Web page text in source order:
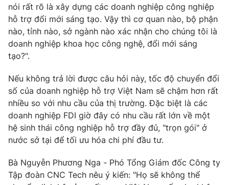
® Cấm sao chép dưới mọi hình thức nếu không có sự chấp
thuận bằng văn bản. Ghi rõ nguồn VTV.vn khi phát hành lại
thông tin từ website này.
nói rất rõ là xây dựng các doanh nghiệp công nghiệp
hỗ trợ đổi mới sáng tạo. Vậy thì cơ quan nào, bộ phận
nào, tỉnh nào, sở ngành nào xác nhận cho chúng tôi là
doanh nghiệp khoa học công nghệ, đổi mới sáng
tạo?".
Nếu không trả lời được câu hỏi này, tốc độ chuyển đổi
số của doanh nghiệp hỗ trợ Việt Nam sẽ chậm hơn rất
nhiều so với nhu cầu của thị trường. Đặc biệt là các
doanh nghiệp FDI giờ đây có nhu cầu rất lớn về một
hệ sinh thái công nghiệp hỗ trợ đầy đủ, "trọn gói" ở
nước sở tại để tối ưu hóa chi phí đầu tư.
Bà Nguyễn Phương Nga - Phó Tổng Giám đốc Công ty
Tập đoàn CNC Tech nêu ý kiến: "Họ sẽ không thể